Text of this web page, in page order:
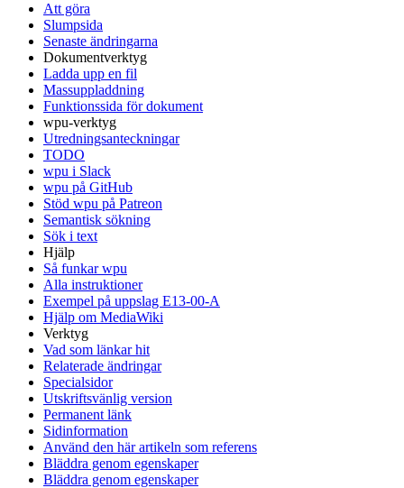
Att göra
Slumpsida
Senaste ändringarna
Dokumentverktyg
Ladda upp en fil
Massuppladdning
Funktionssida för dokument
wpu-verktyg
Utredningsanteckningar
TODO
wpu i Slack
wpu på GitHub
Stöd wpu på Patreon
Semantisk sökning
Sök i text
Hjälp
Så funkar wpu
Alla instruktioner
Exempel på uppslag E13-00-A
Hjälp om MediaWiki
Verktyg
Vad som länkar hit
Relaterade ändringar
Specialsidor
Utskriftsvänlig version
Permanent länk
Sidinformation
Använd den här artikeln som referens
Bläddra genom egenskaper
Bläddra genom egenskaper